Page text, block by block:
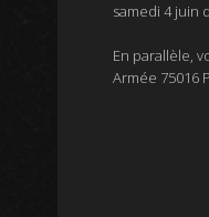
samedi 4 juin
En parallèle,
Armée 75016